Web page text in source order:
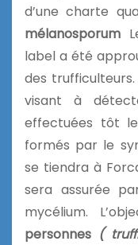
d’une charte
mélanosporum
label a été
des
visant à
effectuées tôt
formés par le
se tiendra à
sera assurée
mycélium.
personnes (